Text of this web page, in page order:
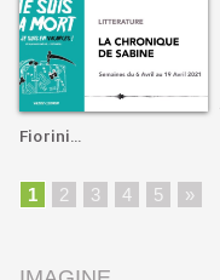
Fiorini...
1 2 3 4 5 »